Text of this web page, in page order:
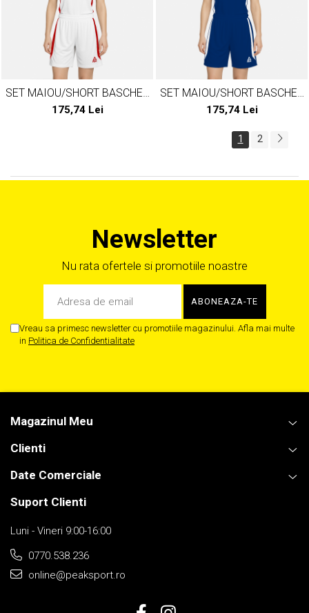
SET MAIOU/SHORT BASCHET
DAMA PEAK JUMP ALB/ROSU
175,74 Lei
SET MAIOU/SHORT BASCHET
DAMA PEAK JUMP
ALBASTRU/ALB
175,74 Lei
1 2
Newsletter
Nu rata ofertele si promotiile noastre
Vreau sa primesc newsletter cu promotiile magazinului. Afla mai multe
in Politica de Confidentialitate
Magazinul Meu
Clienti
Date Comerciale
Suport Clienti
Luni - Vineri 9:00-16:00
0770.538.236
online@peaksport.ro